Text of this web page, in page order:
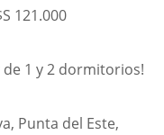
121.000
1 y 2 dormitorios!
Punta del Este,